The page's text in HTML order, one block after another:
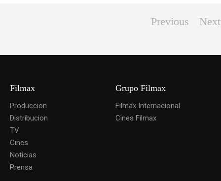
Previous Next
Filmax
Produccion
Distribucion
TV
Cines
Noticias
Prensa
Grupo Filmax
Filmax Internacional
Cines Filmax